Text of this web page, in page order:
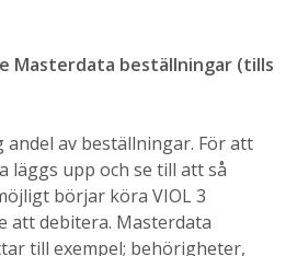
Masterdata beställningar (tills
av beställningar. För att
läggs upp och se till att så
börjar köra VIOL 3
att debitera. Masterdata
till exempel; behörigheter,